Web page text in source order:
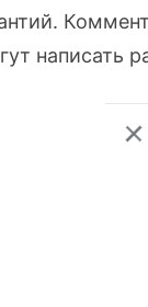
написать